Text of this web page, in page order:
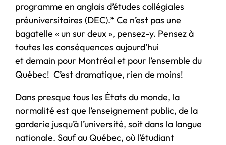
programme en anglais d’études collégiales
préuniversitaires (DEC).* Ce n’est pas une
bagatelle « un sur deux », pensez-y. Pensez à
toutes les conséquences aujourd’hui
et demain pour Montréal et pour l’ensemble du
Québec! C’est dramatique, rien de moins!
Dans presque tous les États du monde, la
normalité est que l’enseignement public, de la
garderie jusqu’à l’université, soit dans la langue
nationale. Sauf au Québec, où l’étudiant